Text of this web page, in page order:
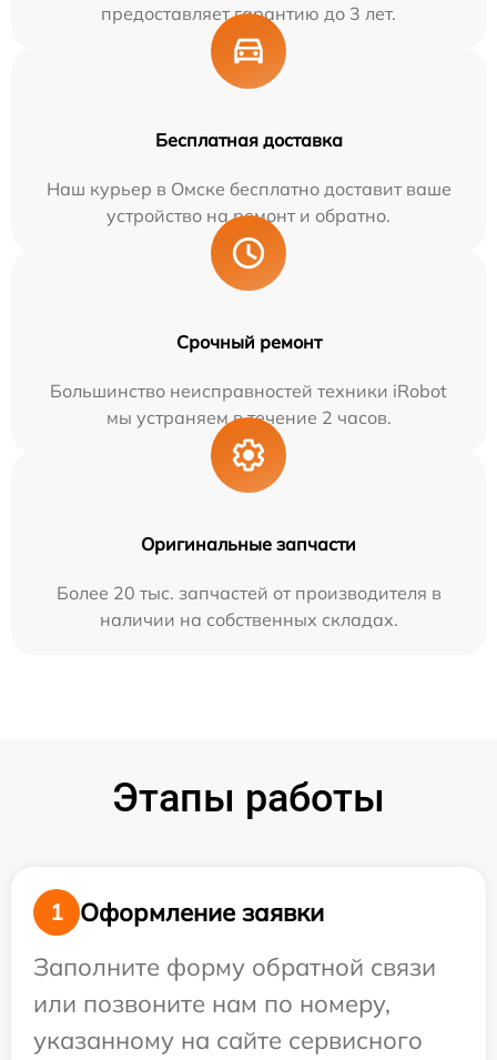
предоставляет гарантию до 3 лет.
Бесплатная доставка
Наш курьер в Омске бесплатно доставит ваше
устройство на ремонт и обратно.
Срочный ремонт
Большинство неисправностей техники iRobot
мы устраняем в течение 2 часов.
Оригинальные запчасти
Более 20 тыс. запчастей от производителя в
наличии на собственных складах.
Этапы работы
1
Оформление заявки
Заполните форму обратной связи
или позвоните нам по номеру,
указанному на сайте сервисного